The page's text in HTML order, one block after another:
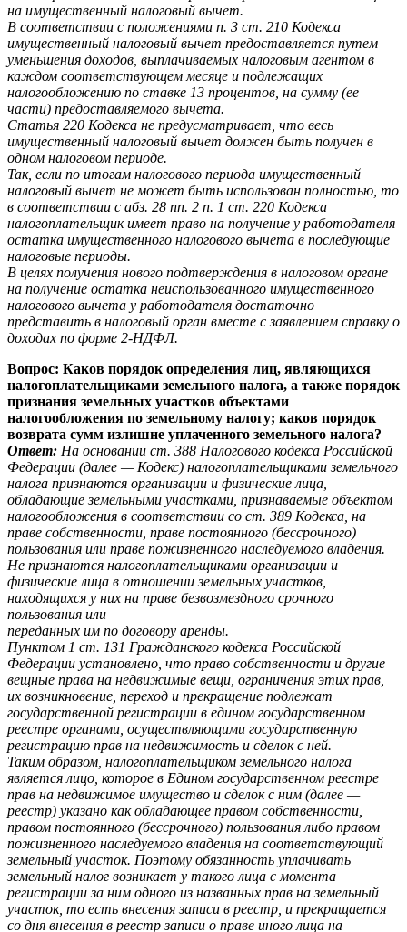
на имущественный налоговый вычет.
В соответствии с положениями п. 3 ст. 210 Кодекса
имущественный налоговый вычет предоставляется путем
уменьшения доходов, выплачиваемых налоговым агентом в
каждом соответствующем месяце и подлежащих
налогообложению по ставке 13 процентов, на сумму (ее
части) предоставляемого вычета.
Статья 220 Кодекса не предусматривает, что весь
имущественный налоговый вычет должен быть получен в
одном налоговом периоде.
Так, если по итогам налогового периода имущественный
налоговый вычет не может быть использован полностью, то
в соответствии с абз. 28 пп. 2 п. 1 ст. 220 Кодекса
налогоплательщик имеет право на получение у работодателя
остатка имущественного налогового вычета в последующие
налоговые периоды.
В целях получения нового подтверждения в налоговом органе
на получение остатка неиспользованного имущественного
налогового вычета у работодателя достаточно
представить в налоговый орган вместе с заявлением справку о
доходах по форме 2-НДФЛ.
Вопрос: Каков порядок определения лиц, являющихся
налогоплательщиками земельного налога, а также порядок
признания земельных участков объектами
налогообложения по земельному налогу; каков порядок
возврата сумм излишне уплаченного земельного налога?
Ответ: На основании ст. 388 Налогового кодекса Российской
Федерации (далее — Кодекс) налогоплательщиками земельного
налога признаются организации и физические лица,
обладающие земельными участками, признаваемые объектом
налогообложения в соответствии со ст. 389 Кодекса, на
праве собственности, праве постоянного (бессрочного)
пользования или праве пожизненного наследуемого владения.
Не признаются налогоплательщиками организации и
физические лица в отношении земельных участков,
находящихся у них на праве безвозмездного срочного
пользования или
переданных им по договору аренды.
Пунктом 1 ст. 131 Гражданского кодекса Российской
Федерации установлено, что право собственности и другие
вещные права на недвижимые вещи, ограничения этих прав,
их возникновение, переход и прекращение подлежат
государственной регистрации в едином государственном
реестре органами, осуществляющими государственную
регистрацию прав на недвижимость и сделок с ней.
Таким образом, налогоплательщиком земельного налога
является лицо, которое в Едином государственном реестре
прав на недвижимое имущество и сделок с ним (далее —
реестр) указано как обладающее правом собственности,
правом постоянного (бессрочного) пользования либо правом
пожизненного наследуемого владения на соответствующий
земельный участок. Поэтому обязанность уплачивать
земельный налог возникает у такого лица с момента
регистрации за ним одного из названных прав на земельный
участок, то есть внесения записи в реестр, и прекращается
со дня внесения в реестр записи о праве иного лица на